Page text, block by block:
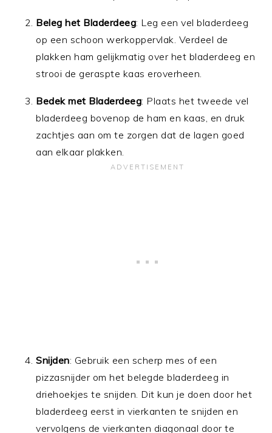
Beleg het Bladerdeeg: Leg een vel bladerdeeg
op een schoon werkoppervlak. Verdeel de
plakken ham gelijkmatig over het bladerdeeg en
strooi de geraspte kaas eroverheen.
Bedek met Bladerdeeg: Plaats het tweede vel
bladerdeeg bovenop de ham en kaas, en druk
zachtjes aan om te zorgen dat de lagen goed
aan elkaar plakken.
Snijden: Gebruik een scherp mes of een
pizzasnijder om het belegde bladerdeeg in
driehoekjes te snijden. Dit kun je doen door het
bladerdeeg eerst in vierkanten te snijden en
vervolgens de vierkanten diagonaal door te